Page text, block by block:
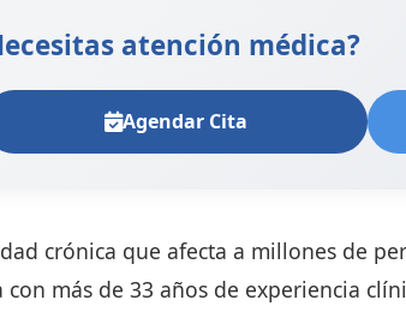
atención médica?
Agendar Cita
crónica que afecta a millones de
más de 33 años de experiencia